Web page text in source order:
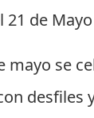
de
mayo se
desfiles